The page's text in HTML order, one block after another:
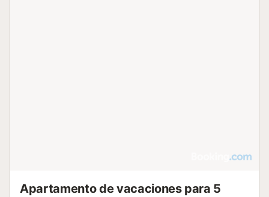
Apartamento de vacaciones para 5